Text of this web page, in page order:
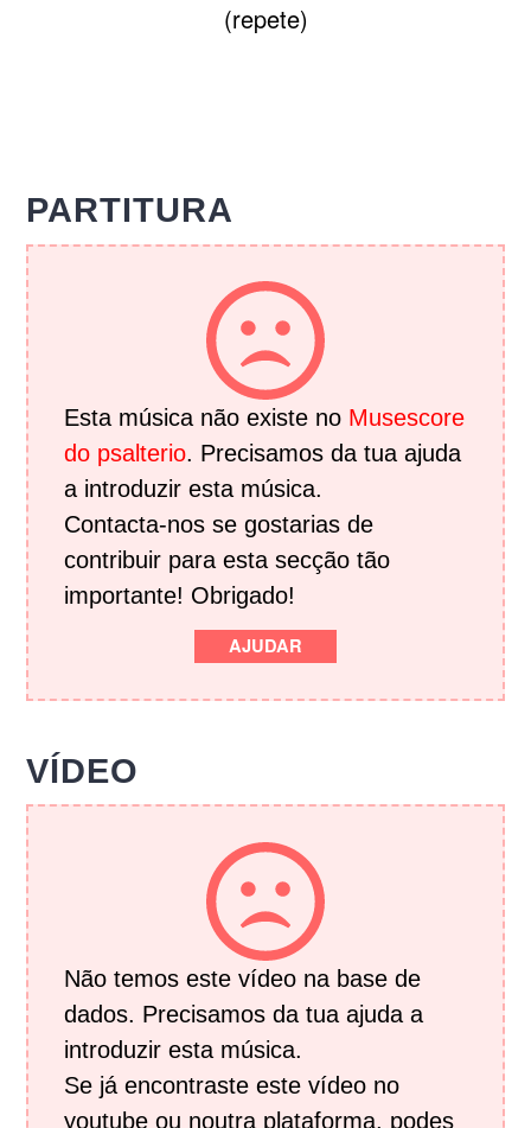
(repete)
PARTITURA
Esta música não existe no Musescore
do psalterio. Precisamos da tua ajuda
a introduzir esta música.
Contacta-nos se gostarias de
contribuir para esta secção tão
importante! Obrigado!
AJUDAR
VÍDEO
Não temos este vídeo na base de
dados. Precisamos da tua ajuda a
introduzir esta música.
Se já encontraste este vídeo no
youtube ou noutra plataforma, podes